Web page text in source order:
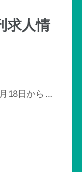
求人情
18日から …